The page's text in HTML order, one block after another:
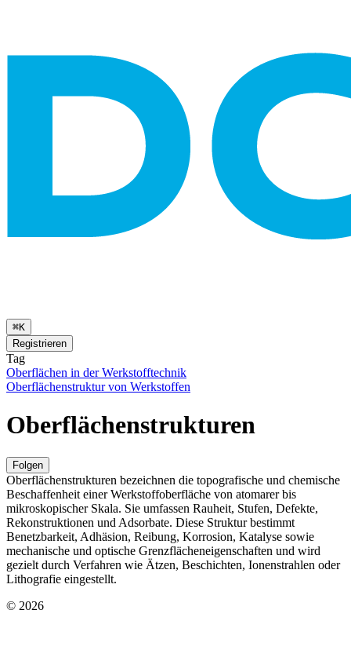
⌘K
Registrieren
Tag
Oberflächen in der Werkstofftechnik
Oberflächenstruktur von Werkstoffen
Oberflächenstrukturen
Folgen
Oberflächenstrukturen bezeichnen die topografische und chemische
Beschaffenheit einer Werkstoffoberfläche von atomarer bis
mikroskopischer Skala. Sie umfassen Rauheit, Stufen, Defekte,
Rekonstruktionen und Adsorbate. Diese Struktur bestimmt
Benetzbarkeit, Adhäsion, Reibung, Korrosion, Katalyse sowie
mechanische und optische Grenzflächeneigenschaften und wird
gezielt durch Verfahren wie Ätzen, Beschichten, Ionenstrahlen oder
Lithografie eingestellt.
© 2026